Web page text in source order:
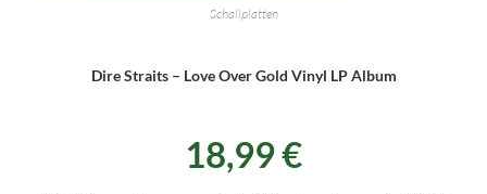
Schallplatten
Dire Straits – Love Over Gold Vinyl LP Album
18,99€